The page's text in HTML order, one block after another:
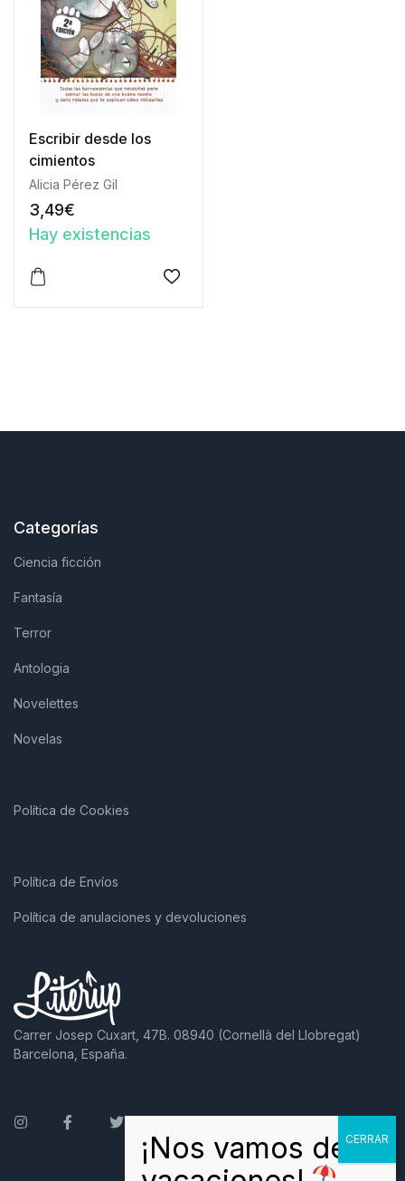
Escribir desde los
cimientos
Alicia Pérez Gil
3,49€
Hay existencias
Este producto tiene múltiples variantes. Las opciones
Añadir a la lista de deseos
Categorías
Ciencia ficción
Fantasía
Terror
Antologia
Novelettes
Novelas
Política de Cookies
Política de Envíos
Política de anulaciones y devoluciones
Carrer Josep Cuxart, 47B. 08940 (Cornellà del Llobregat)
Barcelona, España.
InstagramFacebookTwitter